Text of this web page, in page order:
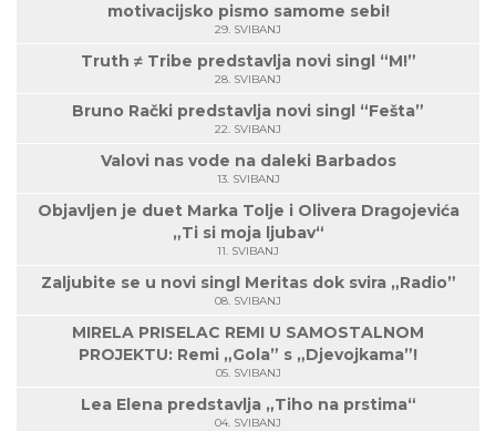
motivacijsko pismo samome sebi!
29. SVIBANJ
Truth ≠ Tribe predstavlja novi singl “M!”
28. SVIBANJ
Bruno Rački predstavlja novi singl “Fešta”
22. SVIBANJ
Valovi nas vode na daleki Barbados
13. SVIBANJ
Objavljen je duet Marka Tolje i Olivera Dragojevića
„Ti si moja ljubav“
11. SVIBANJ
Zaljubite se u novi singl Meritas dok svira „Radio”
08. SVIBANJ
MIRELA PRISELAC REMI U SAMOSTALNOM
PROJEKTU: Remi „Gola” s „Djevojkama”!
05. SVIBANJ
Lea Elena predstavlja „Tiho na prstima“
04. SVIBANJ